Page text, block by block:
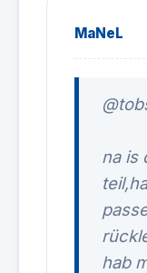
MaNeL
na is
hab